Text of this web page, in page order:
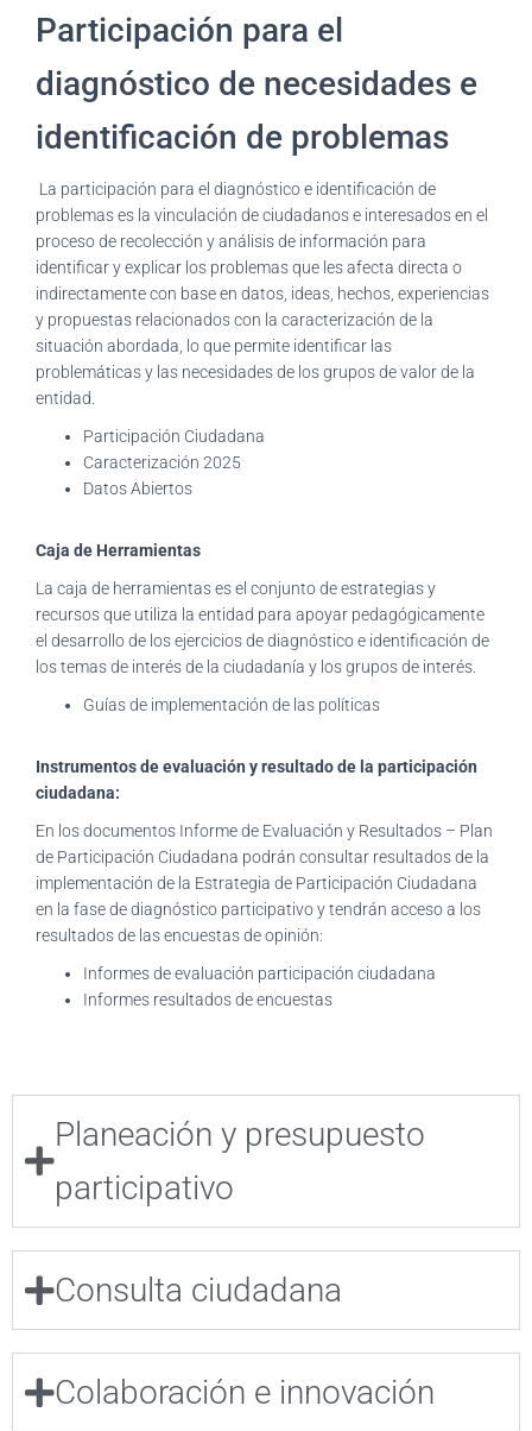
Participación para el
diagnóstico de necesidades e
identificación de problemas
La participación para el diagnóstico e identificación de
problemas es la vinculación de ciudadanos e interesados en el
proceso de recolección y análisis de información para
identificar y explicar los problemas que les afecta directa o
indirectamente con base en datos, ideas, hechos, experiencias
y propuestas relacionados con la caracterización de la
situación abordada, lo que permite identificar las
problemáticas y las necesidades de los grupos de valor de la
entidad.
Participación Ciudadana
Caracterización 2025
Datos Abiertos
Caja de Herramientas
La caja de herramientas es el conjunto de estrategias y
recursos que utiliza la entidad para apoyar pedagógicamente
el desarrollo de los ejercicios de diagnóstico e identificación de
los temas de interés de la ciudadanía y los grupos de interés.
Guías de implementación de las políticas
Instrumentos de evaluación y resultado de la participación
ciudadana:
En los documentos Informe de Evaluación y Resultados – Plan
de Participación Ciudadana podrán consultar resultados de la
implementación de la Estrategia de Participación Ciudadana
en la fase de diagnóstico participativo y tendrán acceso a los
resultados de las encuestas de opinión:
Informes de evaluación participación ciudadana
Informes resultados de encuestas
Planeación y presupuesto
participativo
Consulta ciudadana
Colaboración e innovación